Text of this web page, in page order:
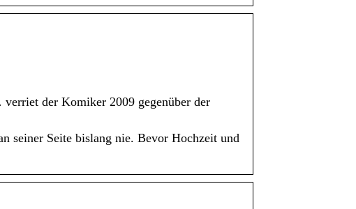
der Komiker 2009 gegenüber der
seiner Seite bislang nie. Bevor Hochzeit und